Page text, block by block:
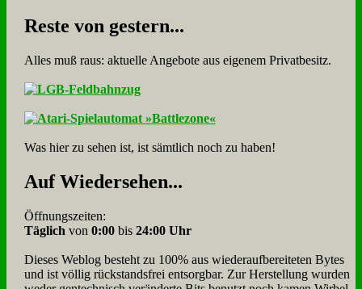
Re­ste von ge­stern...
Alles muß raus: aktuelle An­ge­bo­te aus eigenem Privatbesitz.
Was hier zu sehen ist, ist sämt­lich noch zu haben!
Auf Wie­der­se­hen...
Öffnungszeiten:
Täglich von 0:00bis 24:00 Uhr
Dieses Weblog besteht zu 100% aus wie­der­auf­bereite­ten Bytes
und ist völlig rück­stands­frei ent­sorg­bar. Zur Herstellung wurden